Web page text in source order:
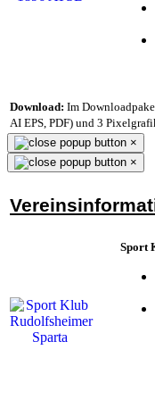
Download: Im
AI EPS, PDF) und 3
×
×
Sport